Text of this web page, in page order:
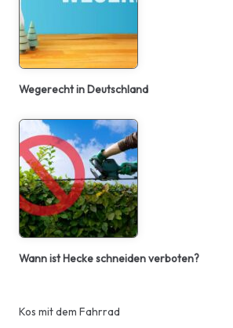
Wegerecht in Deutschland
Wann ist Hecke schneiden verboten?
Kos mit dem Fahrrad